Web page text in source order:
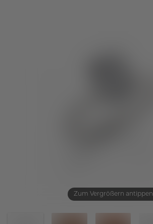
Zum Vergrößern antippen